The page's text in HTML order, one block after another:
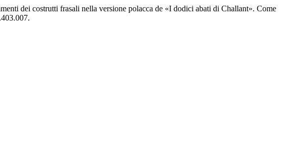
dei costrutti frasali nella versione polacca de «I dodici abati di Challant». Come